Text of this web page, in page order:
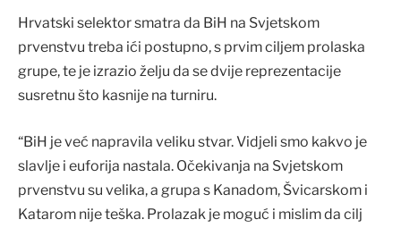
Hrvatski selektor smatra da BiH na Svjetskom
prvenstvu treba ići postupno, s prvim ciljem prolaska
grupe, te je izrazio želju da se dvije reprezentacije
susretnu što kasnije na turniru.
“BiH je već napravila veliku stvar. Vidjeli smo kakvo je
slavlje i euforija nastala. Očekivanja na Svjetskom
prvenstvu su velika, a grupa s Kanadom, Švicarskom i
Katarom nije teška. Prolazak je moguć i mislim da cilj